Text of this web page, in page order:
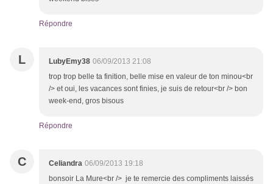
Répondre
L LubyEmy38 06/09/2013 21:08
trop trop belle ta finition, belle mise en valeur de ton minou<br
/> et oui, les vacances sont finies, je suis de retour<br /> bon
week-end, gros bisous
Répondre
C Celiandra 06/09/2013 19:18
bonsoir La Mure<br /> je te remercie des compliments laissés